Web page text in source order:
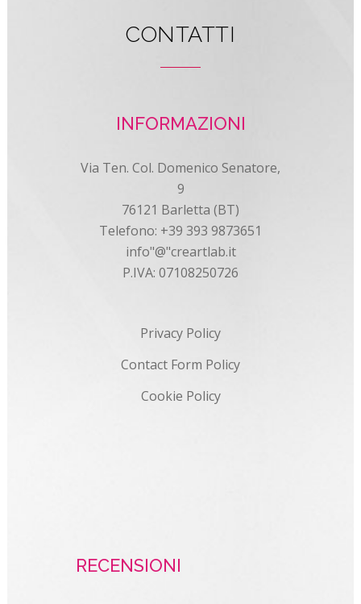
CONTATTI
INFORMAZIONI
Via Ten. Col. Domenico Senatore,
9
76121 Barletta (BT)
Telefono: +39 393 9873651
info"@"creartlab.it
P.IVA: 07108250726
Privacy Policy
Contact Form Policy
Cookie Policy
RECENSIONI